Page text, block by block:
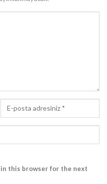
Bunca tedbire rağmen
Ezâhır’dan aşıp da Mekke
duyguları içinde Allah’a
etmiş Allah’a yalvarıyordu!
döndü ve:
yer şurasıdır; burada
in this browser for the next